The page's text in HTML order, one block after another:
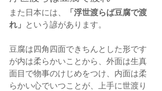
また日本には、
「浮世渡らば豆腐で渡
れ」 という諺があります。
豆腐は四角四面できちんとした形です
が内は柔らかいことから、外面は生真
面目で物事のけじめをつけ、内面は柔
らかい心でいつことが、上手に世渡り